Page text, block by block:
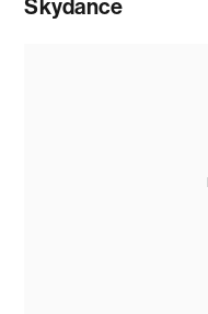
Skydance